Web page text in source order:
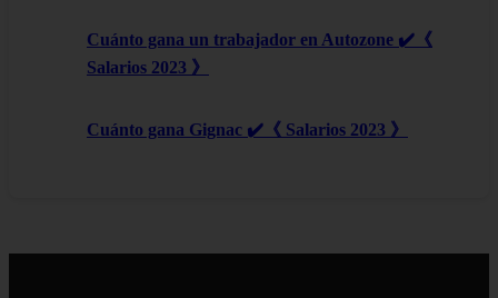
Cuánto gana un trabajador en Autozone ✔️《
Salarios 2023 》
Cuánto gana Gignac ✔️《 Salarios 2023 》